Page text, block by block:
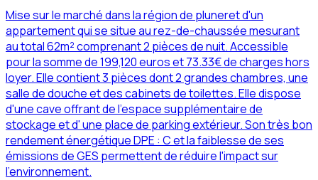
Mise sur le marché dans la région de pluneret d'un
appartement qui se situe au rez-de-chaussée mesurant
au total 62m² comprenant 2 pièces de nuit. Accessible
pour la somme de 199,120 euros et 73.33€ de charges hors
loyer. Elle contient 3 pièces dont 2 grandes chambres, une
salle de douche et des cabinets de toilettes. Elle dispose
d'une cave offrant de l'espace supplémentaire de
stockage et d' une place de parking extérieur. Son très bon
rendement énergétique DPE : C et la faiblesse de ses
émissions de GES permettent de réduire l'impact sur
l'environnement.